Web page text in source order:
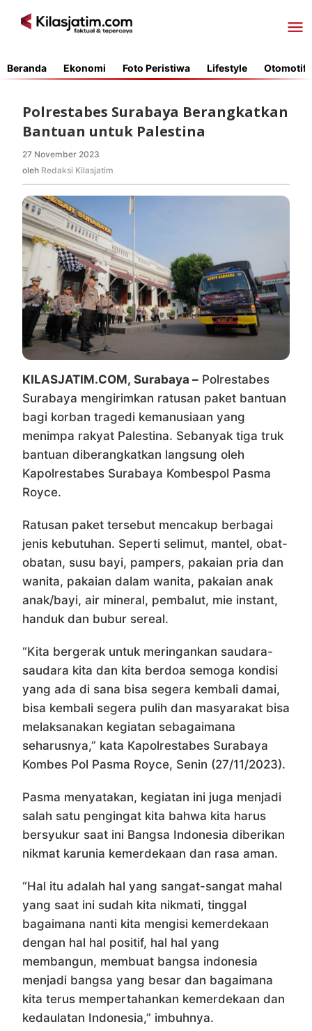
Beranda Ekonomi Foto Peristiwa Lifestyle Otomotif
Polrestabes Surabaya Berangkatkan
Bantuan untuk Palestina
27 November 2023
Redaksi
oleh Redaksi Kilasjatim
KILASJATIM.COM, Surabaya – Polrestabes
Surabaya mengirimkan ratusan paket bantuan
bagi korban tragedi kemanusiaan yang
menimpa rakyat Palestina. Sebanyak tiga truk
bantuan diberangkatkan langsung oleh
Kapolrestabes Surabaya Kombespol Pasma
Royce.
Ratusan paket tersebut mencakup berbagai
jenis kebutuhan. Seperti selimut, mantel, obat-
obatan, susu bayi, pampers, pakaian pria dan
wanita, pakaian dalam wanita, pakaian anak
anak/bayi, air mineral, pembalut, mie instant,
handuk dan bubur sereal.
“Kita bergerak untuk meringankan saudara-
saudara kita dan kita berdoa semoga kondisi
yang ada di sana bisa segera kembali damai,
bisa kembali segera pulih dan masyarakat bisa
melaksanakan kegiatan sebagaimana
seharusnya,” kata Kapolrestabes Surabaya
Kombes Pol Pasma Royce, Senin (27/11/2023).
Pasma menyatakan, kegiatan ini juga menjadi
salah satu pengingat kita bahwa kita harus
bersyukur saat ini Bangsa Indonesia diberikan
nikmat karunia kemerdekaan dan rasa aman.
“Hal itu adalah hal yang sangat-sangat mahal
yang saat ini sudah kita nikmati, tinggal
bagaimana nanti kita mengisi kemerdekaan
dengan hal hal positif, hal hal yang
membangun, membuat bangsa indonesia
menjadi bangsa yang besar dan bagaimana
kita terus mempertahankan kemerdekaan dan
kedaulatan Indonesia,” imbuhnya.